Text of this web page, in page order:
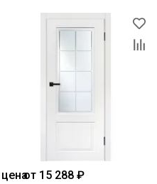
ценаот 15 288 ₽